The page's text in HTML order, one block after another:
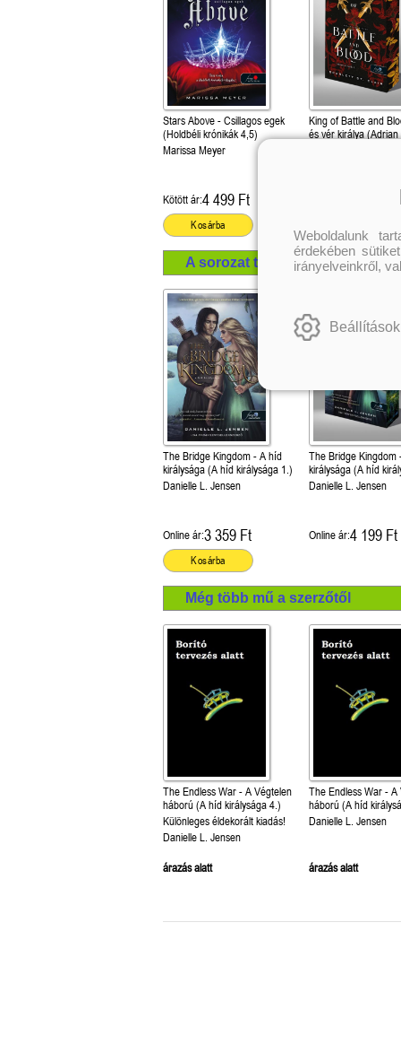
Stars Above - Csillagos egek
(Holdbéli krónikák 4,5)
Marissa Meyer
Kötött ár:4 499 Ft
Kosárba
King of Battle and
és vér királya
A sorozat további termékei
The Bridge Kingdom - A híd
királysága (A híd királysága 1.)
Danielle L. Jensen
Online ár:3 359 Ft
Kosárba
The Bridge Kingdom - A
királysága (A híd
- Különleges
Danielle L. Jensen
Online ár:4 199 Ft
Még több mű a szerzőtől
The Endless War - A Végtelen
háború (A híd királysága 4.)
Különleges éldekorált kiadás!
Danielle L. Jensen
árazás alatt
The Endless War - A Végtelen
háború (A híd
Danielle L. Jensen
árazás alatt
Weboldalunk
érdekében
irányelveinkről,
Beállítások